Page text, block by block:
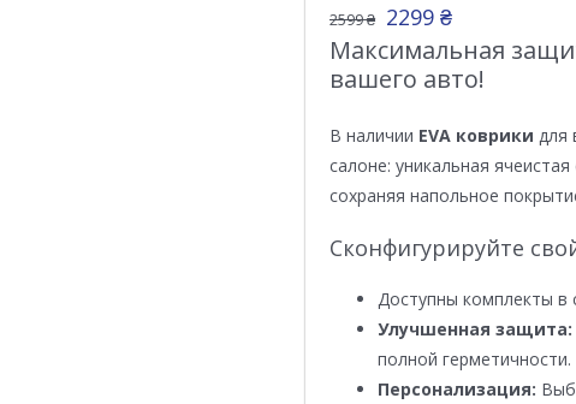
2599₴ 2299 ₴
Максимальная
вашего авто!
В наличии EVA коврики для
салоне: уникальная
сохраняя напольное
Сконфигурируйте
Доступны комплекты в
Улучшенная защита:
полной герметичности.
Персонализация: